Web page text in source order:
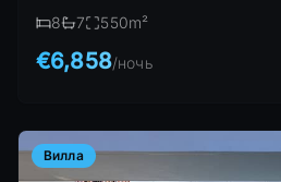
8 7 550m²
€6,858/ночь
Вилла